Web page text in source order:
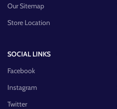
Our Sitemap
Store Location
SOCIAL LINKS
Facebook
Instagram
Twitter